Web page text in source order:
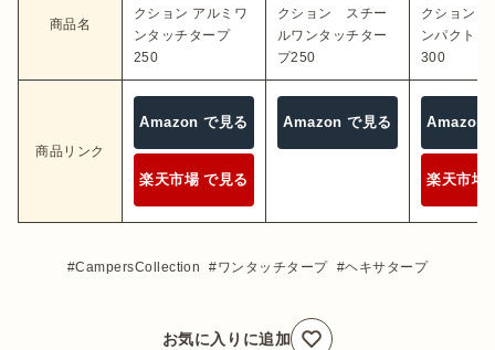
商品名
クション アルミワ
ンタッチタープ
250
クション スチー
ルワンタッチター
プ250
クション
ンパクトタ
300
商品リンク
Amazon で見る
楽天市場 で見る
Amazon で見る Amazon
楽天市場
CampersCollection ワンタッチタープ ヘキサタープ
お気に入りに追加